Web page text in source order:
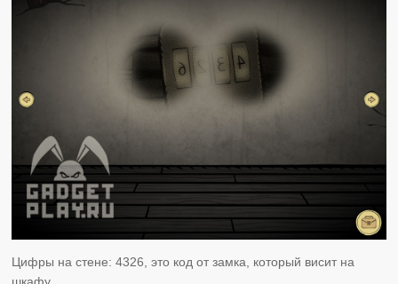
Цифры на стене: 4326, это код от замка, который висит на